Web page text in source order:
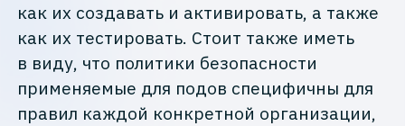
как их создавать и активировать, а также
как их тестировать. Стоит также иметь
в виду, что политики безопасности
применяемые для подов специфичны для
правил каждой конкретной организации,